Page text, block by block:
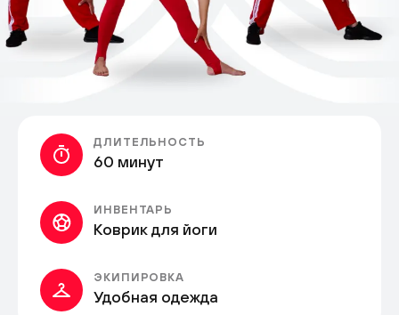
ДЛИТЕЛЬНОСТЬ
60 минут
ИНВЕНТАРЬ
Коврик для йоги
ЭКИПИРОВКА
Удобная одежда